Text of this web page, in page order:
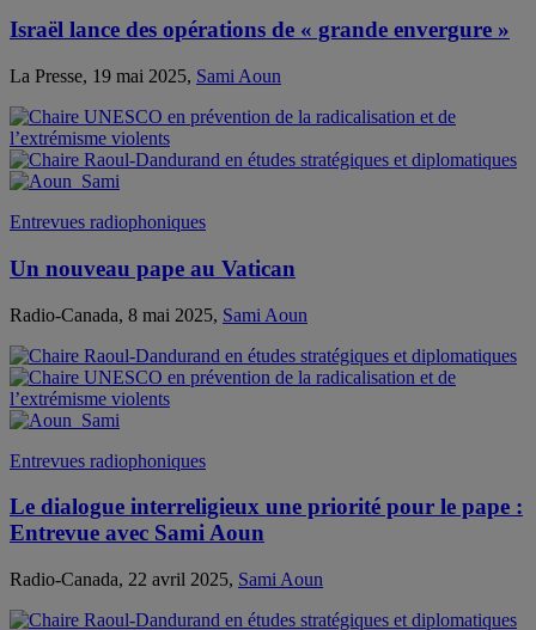
Israël lance des opérations de « grande envergure »
La Presse, 19 mai 2025, Sami Aoun
Entrevues radiophoniques
Un nouveau pape au Vatican
Radio-Canada, 8 mai 2025, Sami Aoun
Entrevues radiophoniques
Le dialogue interreligieux une priorité pour le pape :
Entrevue avec Sami Aoun
Radio-Canada, 22 avril 2025, Sami Aoun